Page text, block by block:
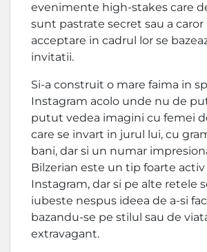
evenimente high-stakes care
sunt pastrate secret sau a
acceptare in cadrul lor se
invitatii.
Si-a construit o mare faima in
Instagram acolo unde nu de
putut vedea imagini cu femei
care se invart in jurul lui, cu
bani, dar si un numar
Bilzerian este un tip foarte activ
Instagram, dar si pe alte retele
iubeste nespus ideea de a-si
bazandu-se pe stilul sau de
extravagant.